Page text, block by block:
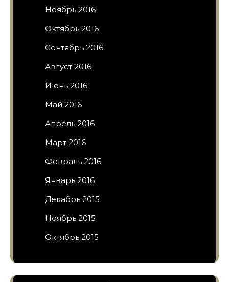
Ноябрь 2016
Октябрь 2016
Сентябрь 2016
Август 2016
Июнь 2016
Май 2016
Апрель 2016
Март 2016
Февраль 2016
Январь 2016
Декабрь 2015
Ноябрь 2015
Октябрь 2015